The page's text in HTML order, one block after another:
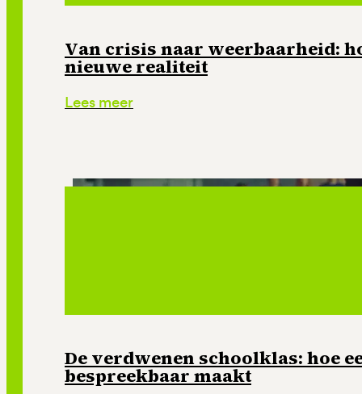
Van crisis naar weerbaarheid:
nieuwe realiteit
Lees meer
De verdwenen schoolklas: hoe
bespreekbaar maakt